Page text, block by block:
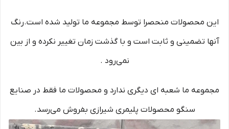
این محصولات منحصرا توسط مجموعه ما توليد شده است.رنگ
آنها تضمینی و ثابت است و با گذشت زمان تغییر نکرده و از بین
نمی‌رود .
مجموعه ما شعبه ای دیگری ندارد و محصولات ما فقط در صنایع
سنگو محصولات پلیمری شیرازی بفروش می‌رسد.